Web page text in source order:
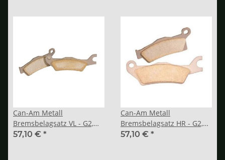
Can-Am Metall
Bremsbelagsatz VL - G2,
G2S, G2L
57,10 € *
Can-Am Metall
Bremsbelagsatz HR - G2,
G2S, G2L
57,10 € *